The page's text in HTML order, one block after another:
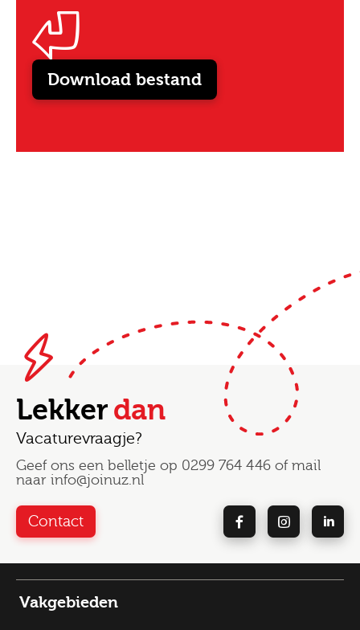
Download bestand
Lekkerdan
Vacaturevraagje?
Geef ons een belletje op 0299 764 446 of mail
naar info@joinuz.nl
Contact
Vakgebieden